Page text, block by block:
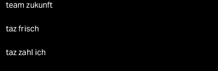
team zukunft
taz frisch
taz zahl ich